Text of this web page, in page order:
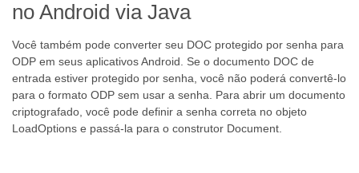
no Android via Java
Você também pode converter seu DOC protegido por senha para
ODP em seus aplicativos Android. Se o documento DOC de
entrada estiver protegido por senha, você não poderá convertê-lo
para o formato ODP sem usar a senha. Para abrir um documento
criptografado, você pode definir a senha correta no objeto
LoadOptions e passá-la para o construtor Document.